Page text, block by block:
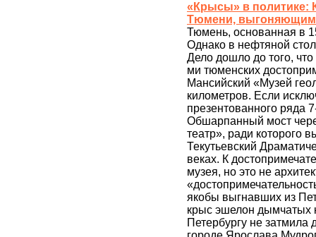
«Крысы» в политике:
Тюмени, выгоняющим
Тюмень, основанная в
Однако в нефтяной
Дело дошло до того,
ми тюменских
Мансийский «Музей
километров. Если
презентованного ряда
Обшарпанный мост
театр», ради которого
Текутьевский
веках. К
музея, но это не
якобы выгнавших из
крыс эшелон дымчатых
Петербургу не затмила